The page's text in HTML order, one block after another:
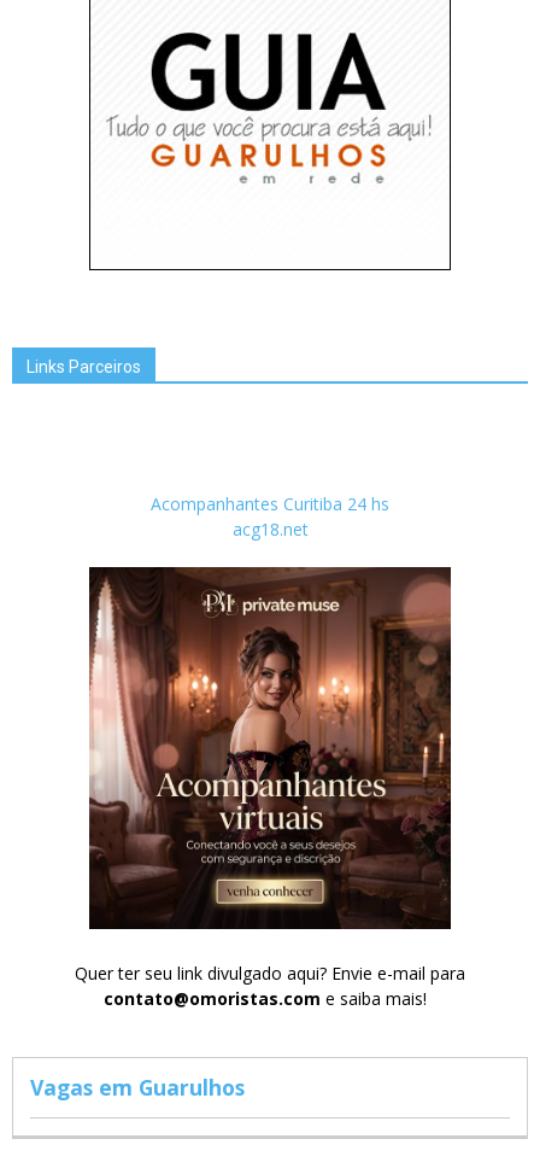
Links Parceiros
Acompanhantes Curitiba 24 hs
acg18.net
Quer ter seu link divulgado aqui? Envie e-mail para
contato@omoristas.com e saiba mais!
Vagas em Guarulhos